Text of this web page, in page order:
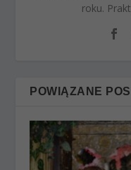
roku.
POWIĄZANE